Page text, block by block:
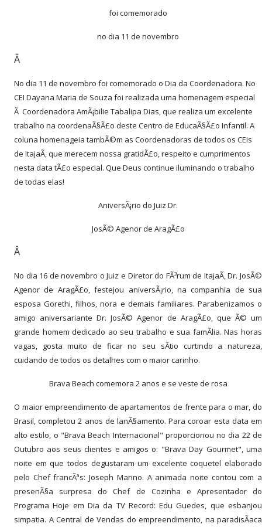
foi comemorado
no dia 11 de novembro
Â
No dia 11 de novembro foi comemorado o Dia da Coordenadora. No
CEI Dayana Maria de Souza foi realizada uma homenagem especial
Ã Coordenadora AmÃ¡bilie Tabalipa Dias, que realiza um excelente
trabalho na coordenaÃ§Ã£o deste Centro de EducaÃ§Ã£o Infantil. A
coluna homenageia tambÃ©m as Coordenadoras de todos os CEIs
de ItajaÃ­, que merecem nossa gratidÃ£o, respeito e cumprimentos
nesta data tÃ£o especial. Que Deus continue iluminando o trabalho
de todas elas!
AniversÃ¡rio do Juiz Dr.
JosÃ© Agenor de AragÃ£o
Â
No dia 16 de novembro o Juiz e Diretor do FÃ³rum de ItajaÃ­, Dr. JosÃ©
Agenor de AragÃ£o, festejou aniversÃ¡rio, na companhia de sua
esposa Gorethi, filhos, nora e demais familiares. Parabenizamos o
amigo aniversariante Dr. JosÃ© Agenor de AragÃ£o, que Ã© um
grande homem dedicado ao seu trabalho e sua famÃ­lia. Nas horas
vagas, gosta muito de ficar no seu sÃ­tio curtindo a natureza,
cuidando de todos os detalhes com o maior carinho.
Brava Beach comemora 2 anos e se veste de rosa
O maior empreendimento de apartamentos de frente para o mar, do
Brasil, completou 2 anos de lanÃ§amento. Para coroar esta data em
alto estilo, o "Brava Beach Internacional" proporcionou no dia 22 de
Outubro aos seus clientes e amigos o: "Brava Day Gourmet", uma
noite em que todos degustaram um excelente coquetel elaborado
pelo Chef francÃªs: Joseph Marino. A animada noite contou com a
presenÃ§a surpresa do Chef de Cozinha e Apresentador do
Programa Hoje em Dia da TV Record: Edu Guedes, que esbanjou
simpatia. A Central de Vendas do empreendimento, na paradisÃ­aca